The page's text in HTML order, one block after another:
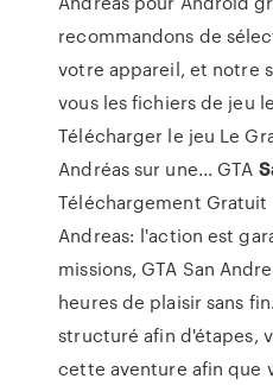
recommandons de
votre appareil, et notre
vous les fichiers de jeu
Télécharger le jeu Le
Andréas sur une... GTA
Téléchargement Gratuit
Andreas: l'action est
missions, GTA San
heures de plaisir sans
structuré afin d'étapes,
cette aventure afin que